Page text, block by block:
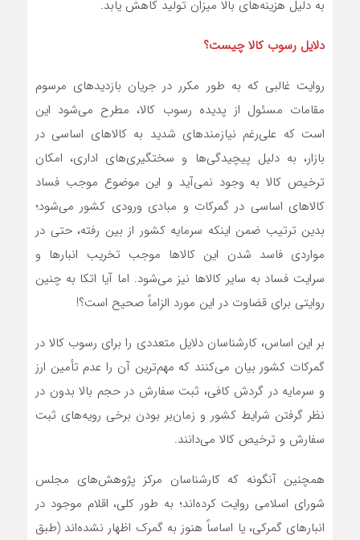
به دلیل هزینه‌های بالا میزان تولید کاهش یابد.
دلایل رسوب کالا چیست؟
روایت غالبی که به طور مکرر در جریان بازدیدهای مرسوم
مقامات مسئول از پدیده رسوب کالا، مطرح می‌شود این
است که علی‌رغم نیازمندهای شدید به کالاهای اساسی در
بازار، به دلیل پیچیدگی‌ها و سختگیری‌های اداری، امکان
ترخیص کالا به وجود نمی‌آید و این موضوع موجب فساد
کالاهای اساسی در گمرکات و مبادی ورودی کشور می‌شود؛
بدین ترتیب ضمن اینکه سرمایه کشور از بین رفته، حتی در
مواردی فاسد شدن این کالاها موجب تخریب انبارها و
سرایت فساد به سایر کالاها نیز می‌شود. اما آیا اتکا به چنین
روایتی برای قضاوت در این مورد الزاماً صحیح است؟!
بر این اساس، کارشناسان دلایل متعددی را برای رسوب کالا در
گمرکات کشور بیان می‌کنند که مهم‌ترین آن را عدم تأمین ارز
و سرمایه در گردش کافی، ثبت سفارش در حجم بالا بدون در
نظر گرفتن شرایط کشور و زمان‌بر بودن برخی رویه‌های ثبت
سفارش و ترخیص کالا می‌دانند.
همچنین آنگونه که کارشناسان مرکز پژوهش‌های مجلس
شورای اسلامی روایت کرده‌اند؛ به طور کلی، اقلام موجود در
انبارهای گمرکی، یا اساساً هنوز به گمرک اظهار نشده‌اند (طبق